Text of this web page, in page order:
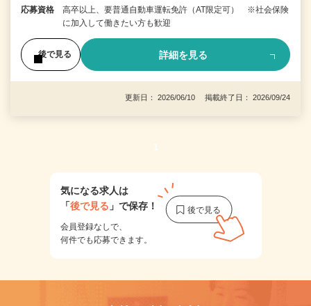
応募資格
高卒以上、要普通自動車運転免許（AT限定可） ※社会保険
に加入して働きたい方も歓迎
後で見る 詳細を見る
更新日： 2026/06/10 掲載終了日： 2026/09/24
1
気になる求人は
「後で見る 」で保存！
会員登録なしで、
何件でも応募できます。